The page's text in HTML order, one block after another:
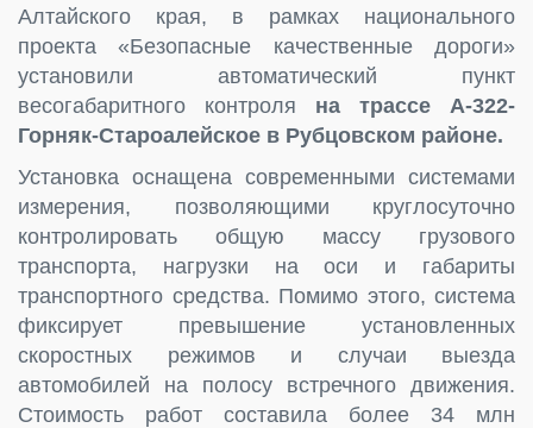
Алтайского края, в рамках национального
проекта «Безопасные качественные дороги»
установили автоматический пункт
весогабаритного контроля на трассе А-322-
Горняк-Староалейское в Рубцовском районе.
Установка оснащена современными системами
измерения, позволяющими круглосуточно
контролировать общую массу грузового
транспорта, нагрузки на оси и габариты
транспортного средства. Помимо этого, система
фиксирует превышение установленных
скоростных режимов и случаи выезда
автомобилей на полосу встречного движения.
Стоимость работ составила более 34 млн